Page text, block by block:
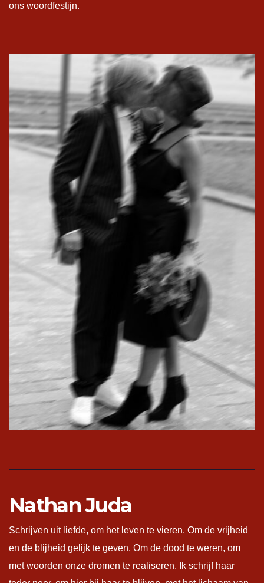
ons woordfestijn.
Nathan Juda
Schrijven uit liefde, om het leven te vieren. Om de vrijheid
en de blijheid gelijk te geven. Om de dood te weren, om
met woorden onze dromen te realiseren. Ik schrijf haar